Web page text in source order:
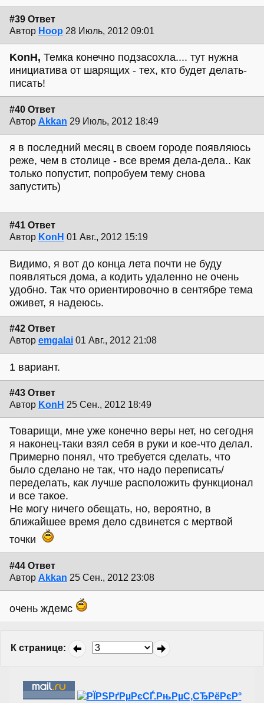
#39 Ответ
Автор Hoop 28 Июль, 2012 09:01
KonH, Темка конечно подзасохла.... тут нужна
инициатива от шарящих - тех, кто будет делать-
писать!
#40 Ответ
Автор Akkan 29 Июль, 2012 18:49
я в последний месяц в своем городе появляюсь
реже, чем в столице - все время дела-дела.. Как
только попустит, попробуем тему снова
запустить)
#41 Ответ
Автор KonH 01 Авг., 2012 15:19
Видимо, я вот до конца лета почти не буду
появляться дома, а кодить удаленно не очень
удобно. Так что ориентировочно в сентябре тема
оживет, я надеюсь.
#42 Ответ
Автор emgalai 01 Авг., 2012 21:08
1 вариант.
#43 Ответ
Автор KonH 25 Сен., 2012 18:49
Товарищи, мне уже конечно веры нет, но сегодня
я наконец-таки взял себя в руки и кое-что делал.
Примерно понял, что требуется сделать, что
было сделано не так, что надо переписать/
переделать, как лучше расположить функционал
и все такое.
Не могу ничего обещать, но, вероятно, в
ближайшее время дело сдвинется с мертвой
точки
#44 Ответ
Автор Akkan 25 Сен., 2012 23:08
очень ждемс
К странице: